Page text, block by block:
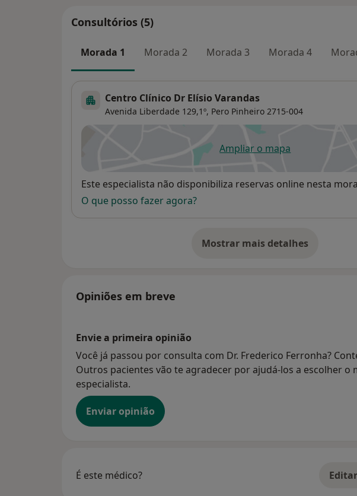
Consultórios (5)
Morada 1 Morada 2 Morada 3 Morada 4
Centro Clínico Dr Elísio Varandas
Avenida Liberdade 129,1º, Pero Pinheiro 2715-004
Ampliar o mapa
abre num novo
Disponibilidade
Este especialista não disponibiliza reservas online nesta
O que posso fazer agora?
Mostrar mais detalhes
sobre o endereço
Opiniões em breve
Envie a primeira opinião
Você já passou por consulta com Dr. Frederico Ferronha?
Outros pacientes vão te agradecer por ajudá-los a escolher o
especialista.
Enviar opinião
É este médico?